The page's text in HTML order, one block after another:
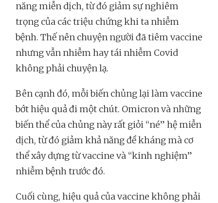
năng miễn dịch, từ đó giảm sự nghiêm
trọng của các triệu chứng khi ta nhiễm
bệnh. Thế nên chuyện người đã tiêm vaccine
nhưng vẫn nhiễm hay tái nhiễm Covid
không phải chuyện lạ.
Bên cạnh đó, mỗi biến chủng lại làm vaccine
bớt hiệu quả đi một chút. Omicron và những
biến thể của chủng này rất giỏi “né” hệ miễn
dịch, từ đó giảm khả năng đề kháng mà cơ
thể xây dựng từ vaccine và “kinh nghiệm”
nhiễm bệnh trước đó.
Cuối cùng, hiệu quả của vaccine không phải